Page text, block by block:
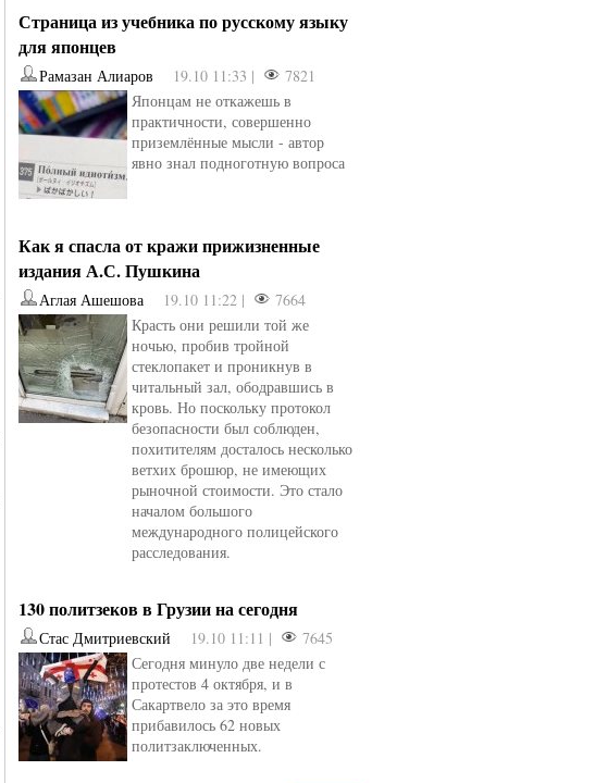
Страница из учебника по русскому языку
для японцев
Рамазан Алиаров 19.10 11:33 |
7821
Японцам не откажешь в
практичности, совершенно
приземлённые мысли - автор
явно знал подноготную вопроса
Как я спасла от кражи прижизненные
издания А.С. Пушкина
Аглая Ашешова 19.10 11:22 |
7664
Красть они решили той же
ночью, пробив тройной
стеклопакет и проникнув в
читальный зал, ободравшись в
кровь. Но поскольку протокол
безопасности был соблюден,
похитителям досталось несколько
ветхих брошюр, не имеющих
рыночной стоимости. Это стало
началом большого
международного полицейского
расследования.
130 политзеков в Грузии на сегодня
Стас Дмитриевский 19.10 11:11 |
7645
Сегодня минуло две недели с
протестов 4 октября, и в
Сакартвело за это время
прибавилось 62 новых
политзаключенных.